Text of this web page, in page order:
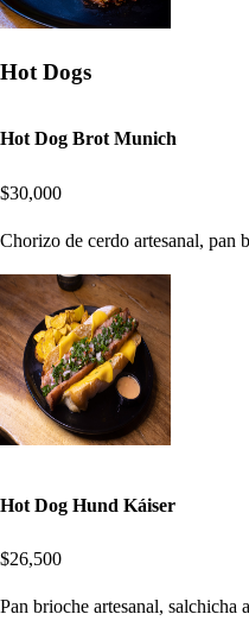
Hot Dogs
Hot Dog Brot Munich
$30,000
Chorizo de cerdo artesanal, pan
Hot Dog Hund Káiser
$26,500
Pan brioche artesanal, salchicha